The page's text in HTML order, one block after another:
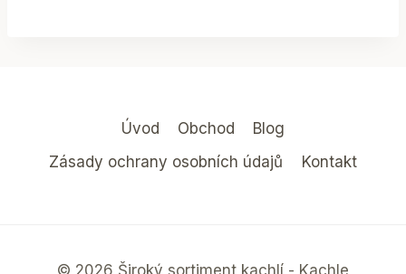
Úvod Obchod
Blog
Zásady ochrany osobních údajů
Kontakt
© 2026 Široký sortiment kachlí - Kachle